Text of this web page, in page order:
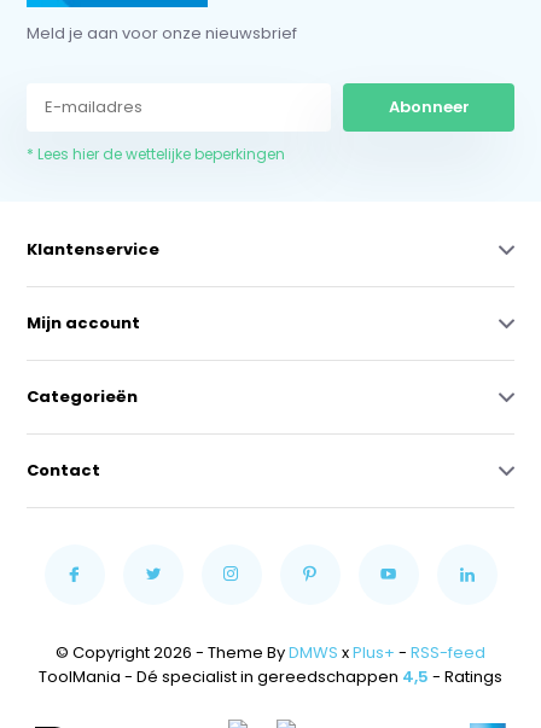
Meld je aan voor onze nieuwsbrief
Abonneer
* Lees hier de wettelijke beperkingen
Klantenservice
Mijn account
Categorieën
Contact
© Copyright 2026 - Theme ByDMWS xPlus+ - RSS-feed
ToolMania - Dé specialist in gereedschappen 4,5 - Ratings